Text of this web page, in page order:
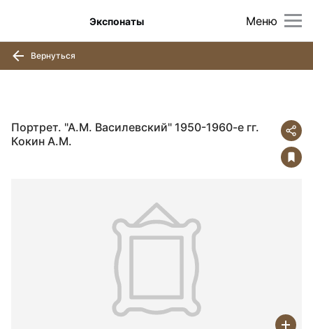
Меню
Экспонаты
Вернуться
Портрет. "А.М. Василевский" 1950-1960-е гг.
Кокин А.М.